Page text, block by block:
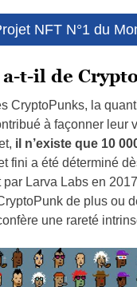
NFT N°1 du
t-il de
CryptoPunks, la
à façonner leur
il n’existe que 10
fini a été déterminé
par Larva Labs en
de plus ou
une rareté